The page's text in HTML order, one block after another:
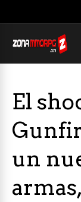
El
un